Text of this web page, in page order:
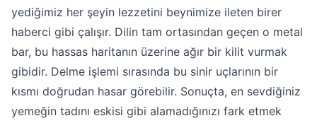
yediğimiz her şeyin lezzetini beynimize ileten birer
haberci gibi çalışır. Dilin tam ortasından geçen o metal
bar, bu hassas haritanın üzerine ağır bir kilit vurmak
gibidir. Delme işlemi sırasında bu sinir uçlarının bir
kısmı doğrudan hasar görebilir. Sonuçta, en sevdiğiniz
yemeğin tadını eskisi gibi alamadığınızı fark etmek